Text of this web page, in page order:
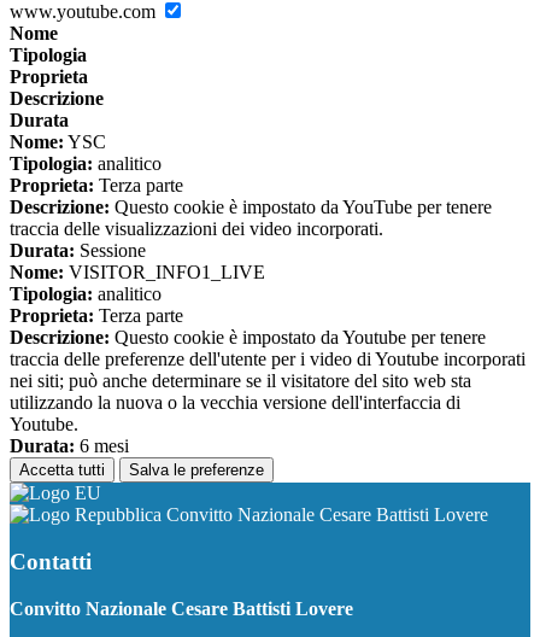
www.youtube.com
Nome
Tipologia
Proprieta
Descrizione
Durata
Nome: YSC
Tipologia: analitico
Proprieta: Terza parte
Descrizione: Questo cookie è impostato da YouTube per tenere
traccia delle visualizzazioni dei video incorporati.
Durata: Sessione
Nome: VISITOR_INFO1_LIVE
Tipologia: analitico
Proprieta: Terza parte
Descrizione: Questo cookie è impostato da Youtube per tenere
traccia delle preferenze dell'utente per i video di Youtube incorporati
nei siti; può anche determinare se il visitatore del sito web sta
utilizzando la nuova o la vecchia versione dell'interfaccia di
Youtube.
Durata: 6 mesi
Accetta tutti Salva le preferenze
Convitto Nazionale Cesare Battisti Lovere
Contatti
Convitto Nazionale Cesare Battisti Lovere